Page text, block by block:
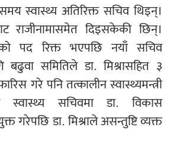
स्वास्थ्य अतिरिक्त सचिव थिइन्।
राजीनामासमेत दिइसकेकी छिन्।
पद रिक्त भएपछि नयाँ सचिव
बढुवा समितिले डा. मिश्रासहित ३
गरे पनि तत्कालीन स्वास्थ्यमन्त्री
स्वास्थ्य सचिवमा डा. विकास
गरेपछि डा. मिश्राले असन्तुष्टि व्यक्त